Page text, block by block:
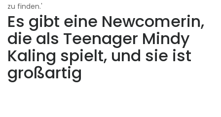
zu finden.'
Es gibt eine Newcomerin,
die als Teenager Mindy
Kaling spielt, und sie ist
großartig